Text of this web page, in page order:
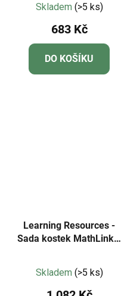
hodnocení
produktu
je
5,0
z
Skladem (>5 ks)
683 Kč
DO KOŠÍKU
Learning Resources -
Sada kostek MathLink®
hodnocení
Skladem (>5 ks)